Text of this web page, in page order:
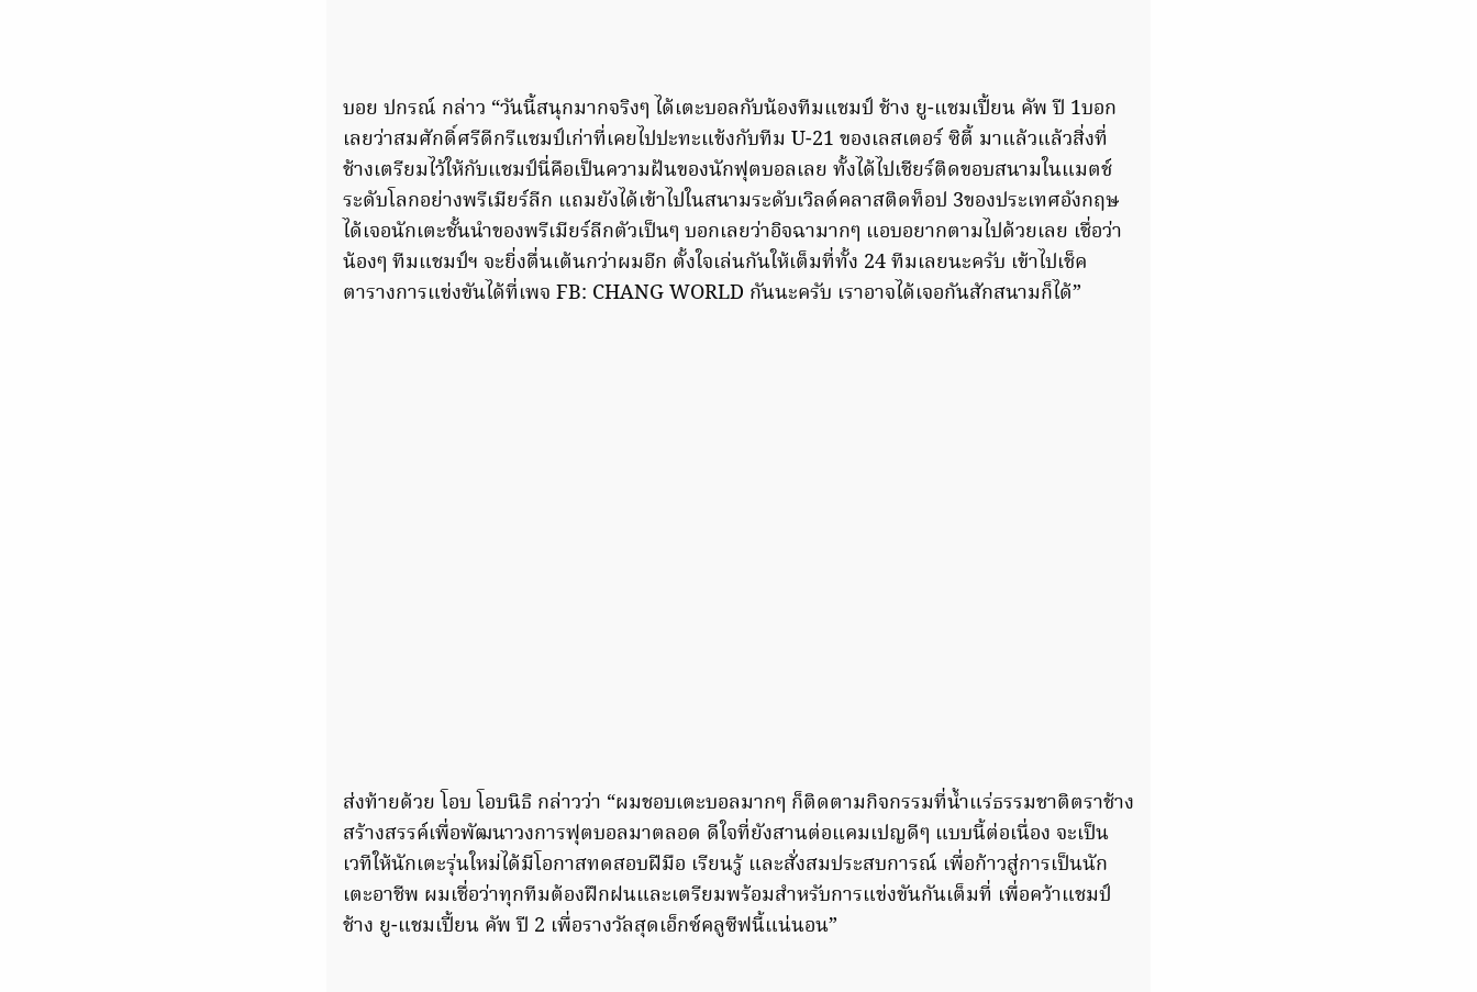
บอย ปกรณ์ กล่าว “วันนี้สนุกมากจริงๆ ได้เตะบอลกับน้องทีมแชมป์ ช้าง ยู-แชมเปี้ยน คัพ ปี 1บอก
เลยว่าสมศักดิ์ศรีดีกรีแชมป์เก่าที่เคยไปปะทะแข้งกับทีม U-21 ของเลสเตอร์ ซิตี้ มาแล้วแล้วสิ่งที่
ช้างเตรียมไว้ให้กับแชมป์นี่คือเป็นความฝันของนักฟุตบอลเลย ทั้งได้ไปเชียร์ติดขอบสนามในแมตช์
ระดับโลกอย่างพรีเมียร์ลีก แถมยังได้เข้าไปในสนามระดับเวิลด์คลาสติดท็อป 3ของประเทศอังกฤษ
ได้เจอนักเตะชั้นนำของพรีเมียร์ลีกตัวเป็นๆ บอกเลยว่าอิจฉามากๆ แอบอยากตามไปด้วยเลย เชื่อว่า
น้องๆ ทีมแชมป์ฯ จะยิ่งตื่นเต้นกว่าผมอีก ตั้งใจเล่นกันให้เต็มที่ทั้ง 24 ทีมเลยนะครับ เข้าไปเช็ค
ตารางการแข่งขันได้ที่เพจ FB: CHANG WORLD กันนะครับ เราอาจได้เจอกันสักสนามก็ได้”
ส่งท้ายด้วย โอบ โอบนิธิ กล่าวว่า “ผมชอบเตะบอลมากๆ ก็ติดตามกิจกรรมที่น้ำแร่ธรรมชาติตราช้าง
สร้างสรรค์เพื่อพัฒนาวงการฟุตบอลมาตลอด ดีใจที่ยังสานต่อแคมเปญดีๆ แบบนี้ต่อเนื่อง จะเป็น
เวทีให้นักเตะรุ่นใหม่ได้มีโอกาสทดสอบฝีมือ เรียนรู้ และสั่งสมประสบการณ์ เพื่อก้าวสู่การเป็นนัก
เตะอาชีพ ผมเชื่อว่าทุกทีมต้องฝึกฝนและเตรียมพร้อมสำหรับการแข่งขันกันเต็มที่ เพื่อคว้าแชมป์
ช้าง ยู-แชมเปี้ยน คัพ ปี 2 เพื่อรางวัลสุดเอ็กซ์คลูซีฟนี้แน่นอน”